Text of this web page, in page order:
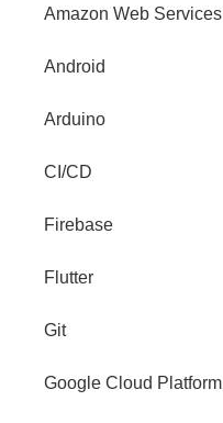
Amazon Web Services
Android
Arduino
CI/CD
Firebase
Flutter
Git
Google Cloud Platform